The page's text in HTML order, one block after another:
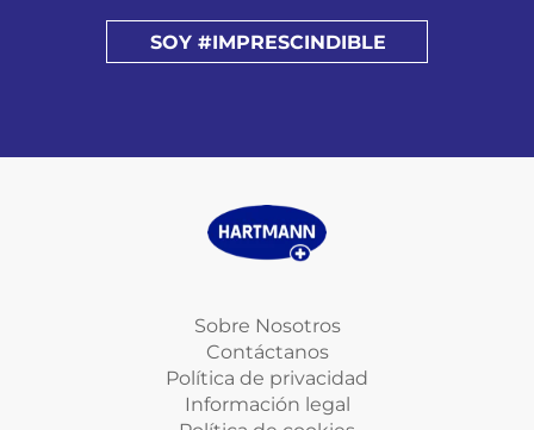
SOY #IMPRESCINDIBLE
Sobre Nosotros
Contáctanos
Política de privacidad
Información legal